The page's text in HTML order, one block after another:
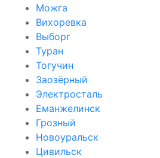
Можга
Вихоревка
Выборг
Туран
Тогучин
Заозёрный
Электросталь
Еманжелинск
Грозный
Новоуральск
Цивильск